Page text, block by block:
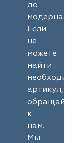
до
модерна.
Если
не
можете
найти
артикул,
к
нам.
Мы